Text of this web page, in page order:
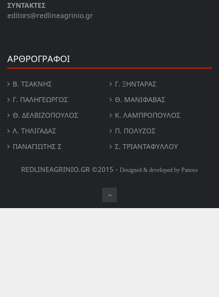
ΣΥΝΤΑΚΤΕΣ
editors@redlineagrinio.gr
ΑΡΘΡΟΓΡΑΦΟΙ
Β. ΤΣΆΚΝΗΣ
Γ. ΞΗΝΤΆΡΑΣ
Γ. ΠΑΛΗΓΕΏΡΓΟΣ
Θ. ΜΑΝΙΦΑΒΑΣ
Θ. ΔΕΛΒΙΖΌΠΟΥΛΟΣ
Κ. ΛΑΜΠΡΟΠΟΥΛΟΣ
Λ. ΤΗΛΙΓΑΔΑΣ
Π. ΠΟΛΎΖΟΣ
ΠΑΝΑΓΙΏΤΗΣ Σ
Σ. ΤΡΙΑΝΤΑΦΥΛΛΟΥ
REDLINEAGRINIO.GR ©2015 - Designed & developed by Panoss